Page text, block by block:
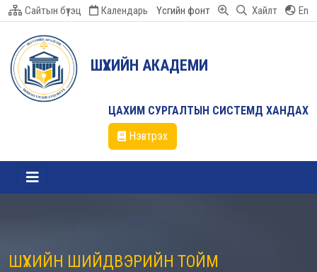
Сайтын бүтэц Календарь Үсгийн фонт Хайлт En
ШҮҮХИЙН АКАДЕМИ
ЦАХИМ СУРГАЛТЫН СИСТЕМД ХАНДАХ
Нэвтрэх
ШҮҮХИЙН ШИЙДВЭРИЙН ТОЙМ